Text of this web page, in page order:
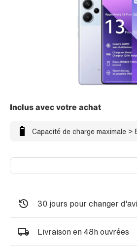
Inclus avec votre achat
Capacité de charge maximale >
30 jours pour changer
Livraison en 48h ouvrées